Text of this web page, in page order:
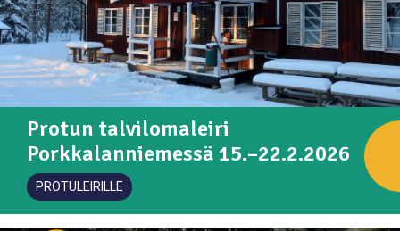
Protun talvilomaleiri
Porkkalanniemessä 15.–22.2.2026
PROTULEIRILLE